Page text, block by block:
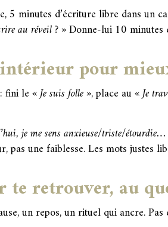
5 minutes d’écriture libre dans un
au réveil ? »Donne-lui 10 minutes
pour
fini le« Je suis folle », place au« Je
je me sens anxieuse/triste/
pas une faiblesse. Les mots justes
te retrouver, au
un repos, un rituel qui ancre.